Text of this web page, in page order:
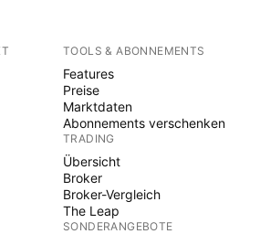
TOOLS & ABONNEMENTS
Features
Preise
Marktdaten
Abonnements verschenken
TRADING
Übersicht
Broker
Broker-Vergleich
The Leap
SONDERANGEBOTE